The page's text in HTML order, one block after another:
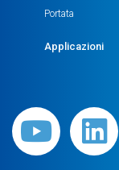
Portata
Applicazioni